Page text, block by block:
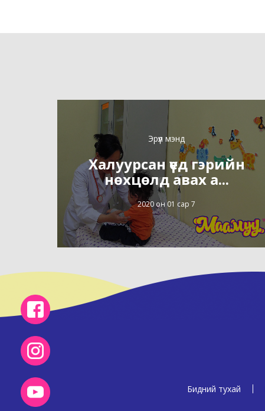
Эрүүл мэнд
Халуурсан үед гэрийн
нөхцөлд авах а...
2020 он 01 сар 7
Бидний тухай